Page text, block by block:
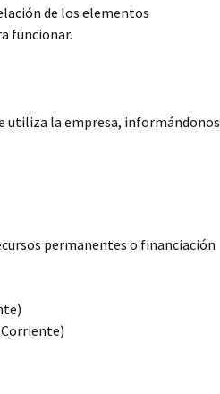
de los elementos
funcionar.
utiliza la empresa, informándonos
permanentes o financiación
Corriente)